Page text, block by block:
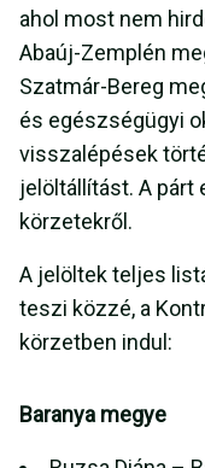
ahol most nem
Abaúj-Zemplén
Szatmár-Bereg
és egészségügyi
visszalépések
jelöltállítást. A párt
körzetekről.
A jelöltek teljes
teszi közzé, a
körzetben indul:
Baranya megye